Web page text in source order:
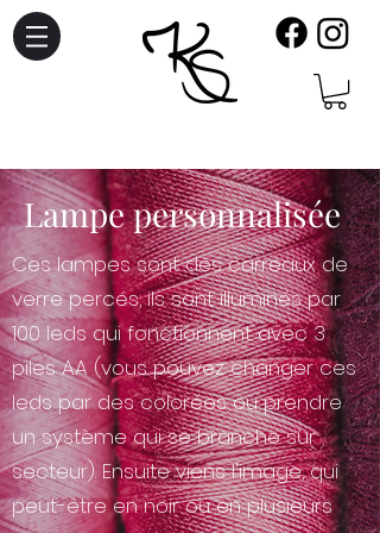
Lampe personnalisée
Ces lampes sont des carreaux de
verre percés, ils sont illuminés par
100 leds qui fonctionnent avec 3
piles AA (vous pouvez changer ces
leds par des colorées ou prendre
un système qui se branche sur
secteur). Ensuite viens l'image, qui
peut-être en noir ou en plusieurs